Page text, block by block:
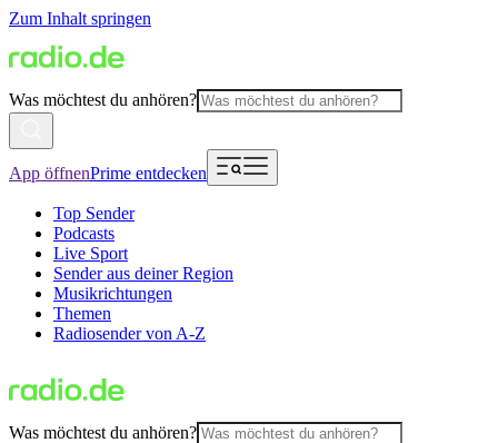
Zum Inhalt springen
Was möchtest du anhören?
App öffnenPrime entdecken
Top Sender
Podcasts
Live Sport
Sender aus deiner Region
Musikrichtungen
Themen
Radiosender von A-Z
Was möchtest du anhören?